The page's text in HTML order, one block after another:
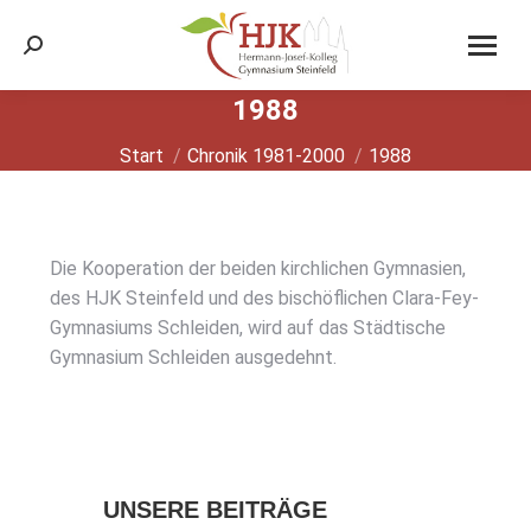
Search:
1988
Sie befinden sich hier:
Start Chronik 1981-2000 1988
Die Koope­ra­ti­on der bei­den kirch­li­chen Gym­na­si­en,
des HJK Stein­feld und des bischöf­li­chen Cla­ra-Fey-
Gym­na­si­ums Schlei­den, wird auf das Städ­ti­sche
Gym­na­si­um Schlei­den aus­ge­dehnt.